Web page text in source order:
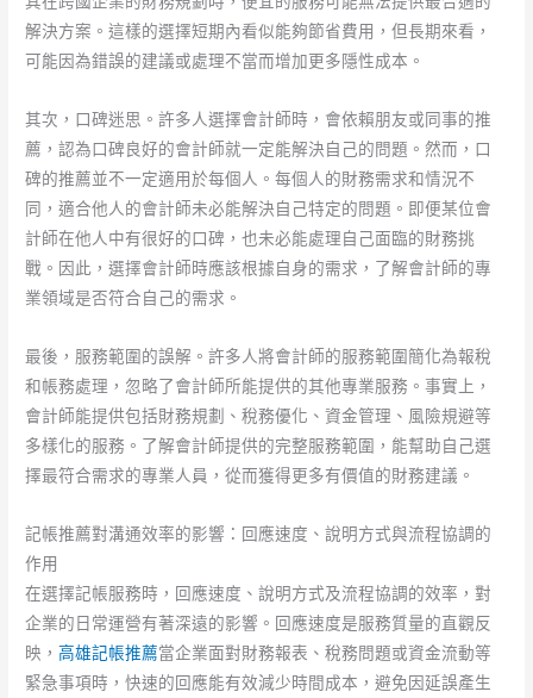
解決方案。這樣的選擇短期內看似能夠節省費用，但長期來看，
可能因為錯誤的建議或處理不當而增加更多隱性成本。
其次，口碑迷思。許多人選擇會計師時，會依賴朋友或同事的推
薦，認為口碑良好的會計師就一定能解決自己的問題。然而，口
碑的推薦並不一定適用於每個人。每個人的財務需求和情況不
同，適合他人的會計師未必能解決自己特定的問題。即便某位會
計師在他人中有很好的口碑，也未必能處理自己面臨的財務挑
戰。因此，選擇會計師時應該根據自身的需求，了解會計師的專
業領域是否符合自己的需求。
最後，服務範圍的誤解。許多人將會計師的服務範圍簡化為報稅
和帳務處理，忽略了會計師所能提供的其他專業服務。事實上，
會計師能提供包括財務規劃、稅務優化、資金管理、風險規避等
多樣化的服務。了解會計師提供的完整服務範圍，能幫助自己選
擇最符合需求的專業人員，從而獲得更多有價值的財務建議。
記帳推薦對溝通效率的影響：回應速度、說明方式與流程協調的
作用
在選擇記帳服務時，回應速度、說明方式及流程協調的效率，對
企業的日常運營有著深遠的影響。回應速度是服務質量的直觀反
映，高雄記帳推薦當企業面對財務報表、稅務問題或資金流動等
緊急事項時，快速的回應能有效減少時間成本，避免因延誤產生